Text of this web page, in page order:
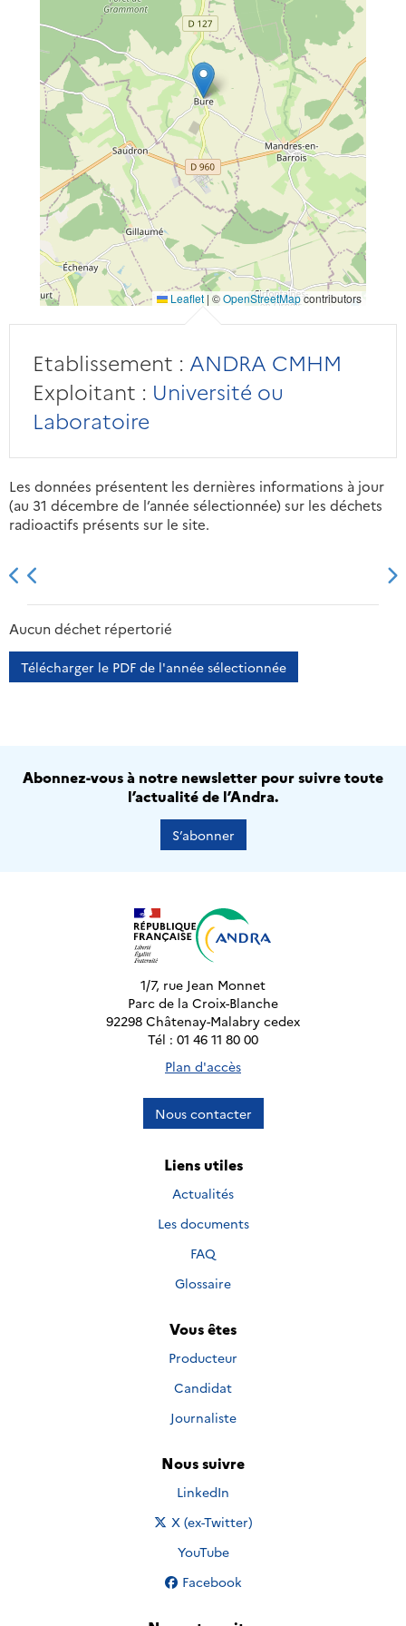
Leaflet | ©OpenStreetMapcontributors
Etablissement : ANDRA CMHM
Exploitant : Université ou
Laboratoire
Les données présentent les dernières informations à jour
(au 31 décembre de l’année sélectionnée) sur les déchets
radioactifs présents sur le site.
2013 2014
Aucun déchet répertorié
Télécharger le PDF de l'année sélectionnée
Abonnez-vous à notre newsletter pour suivre toute
l’actualité de l’Andra.
S’abonner
1/7, rue Jean Monnet
Parc de la Croix-Blanche
92298 Châtenay-Malabry cedex
Tél : 01 46 11 80 00
Plan d'accès
Nous contacter
Liens utiles
Actualités
Les documents
FAQ
Glossaire
Vous êtes
Producteur
Candidat
Journaliste
Nous suivre
Nous suivre sur
LinkedIn
Nous suivre sur
X (ex-Twitter)
Nous suivre sur
YouTube
Nous suivre sur
Facebook